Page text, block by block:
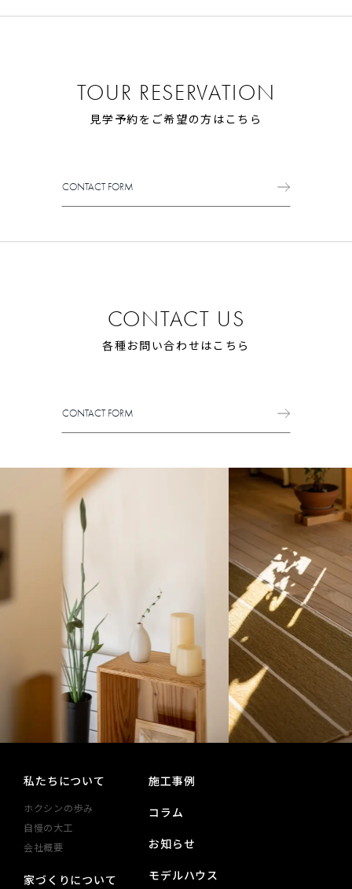
TOUR RESERVATION
見学予約をご希望の方はこちら
CONTACT FORM
CONTACT US
各種お問い合わせはこちら
CONTACT FORM
私たちについて
ホクシンの歩み
自慢の大工
会社概要
家づくりについて
施工事例
コラム
お知らせ
モデルハウス